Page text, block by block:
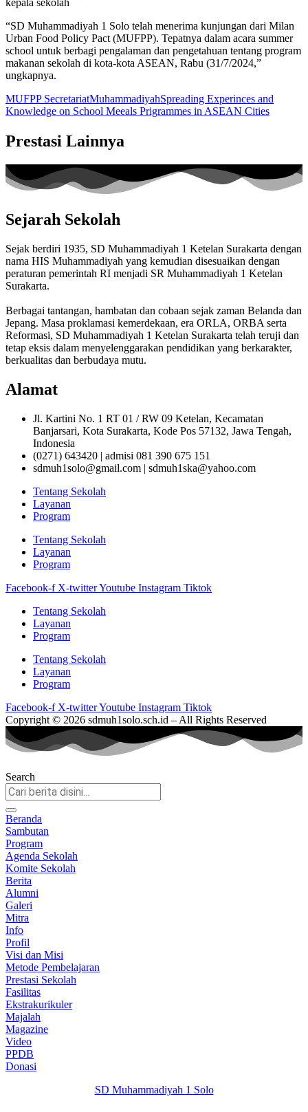
“SD Muhammadiyah 1 Solo telah menerima kunjungan dari Milan
Urban Food Policy Pact (MUFPP). Tepatnya dalam acara summer
school untuk berbagi pengalaman dan pengetahuan tentang program
makanan sekolah di kota-kota ASEAN, Rabu (31/7/2024,”
ungkapnya.
MUFPP SecretariatMuhammadiyahSpreading Experinces and
Knowledge on School Meeals Prigrammes in ASEAN Cities
Prestasi Lainnya
Sejarah Sekolah
Sejak berdiri 1935, SD Muhammadiyah 1 Ketelan Surakarta dengan
nama HIS Muhammadiyah yang kemudian disesuaikan dengan
peraturan pemerintah RI menjadi SR Muhammadiyah 1 Ketelan
Surakarta.
Berbagai tantangan, hambatan dan cobaan sejak zaman Belanda dan
Jepang. Masa proklamasi kemerdekaan, era ORLA, ORBA serta
Reformasi, SD Muhammadiyah 1 Ketelan Surakarta telah teruji dan
tetap eksis dalam menyelenggarakan pendidikan yang berkarakter,
berkualitas dan berbudaya mutu.
Alamat
Jl. Kartini No. 1 RT 01 / RW 09 Ketelan, Kecamatan
Banjarsari, Kota Surakarta, Kode Pos 57132, Jawa Tengah,
Indonesia
(0271) 643420 | admisi 081 390 675 151
sdmuh1solo@gmail.com | sdmuh1ska@yahoo.com
Tentang Sekolah
Layanan
Program
Tentang Sekolah
Layanan
Program
Facebook-f X-twitterYoutube Instagram Tiktok
Tentang Sekolah
Layanan
Program
Tentang Sekolah
Layanan
Program
Facebook-f X-twitterYoutube Instagram Tiktok
Copyright © 2026 sdmuh1solo.sch.id – All Rights Reserved
Search
Beranda
Sambutan
Program
Agenda Sekolah
Komite Sekolah
Berita
Alumni
Galeri
Mitra
Info
Profil
Visi dan Misi
Metode Pembelajaran
Prestasi Sekolah
Fasilitas
Ekstrakurikuler
Majalah
Magazine
Video
PPDB
Donasi
SD Muhammadiyah 1 Solo